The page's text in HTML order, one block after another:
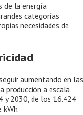
de la energía
categorías
necesidades de
aumentando en las
producción a escala
y 2030, de los 16.424